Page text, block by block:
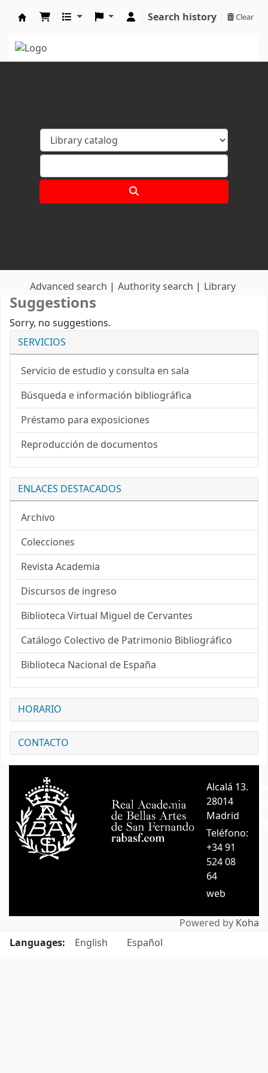
Search history Clear
Advanced search Authority search Library
SERVICIOS
Servicio de estudio y consulta en sala
Búsqueda e información bibliográfica
Préstamo para exposiciones
Reproducción de documentos
ENLACES DESTACADOS
Archivo
Colecciones
Revista Academia
Discursos de ingreso
Biblioteca Virtual Miguel de Cervantes
Catálogo Colectivo de Patrimonio Bibliográfico
Biblioteca Nacional de España
HORARIO
CONTACTO
Suggestions
Sorry, no suggestions.
Alcalá 13.
28014
Madrid
Teléfono:
+34 91
524 08
64
web
Powered by Koha
Languages:
English Español